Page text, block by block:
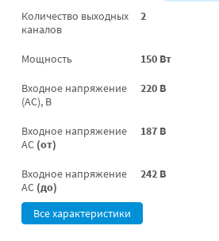
Количество выходных
каналов
2
Мощность 150 Вт
Входное напряжение
(AC), В
220 В
Входное напряжение
AC (от)
187 В
Входное напряжение
AC (до)
242 В
Все характеристики